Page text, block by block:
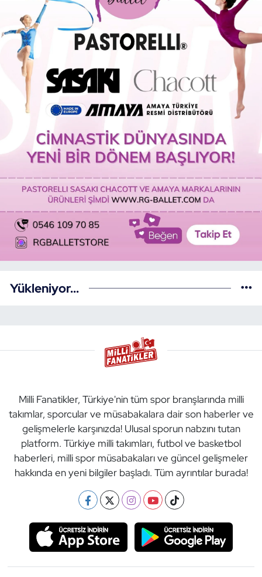
Yükleniyor...
Milli Fanatikler, Türkiye'nin tüm spor branşlarında milli
takımlar, sporcular ve müsabakalara dair son haberler ve
gelişmelerle karşınızda! Ulusal sporun nabzını tutan
platform. Türkiye milli takımları, futbol ve basketbol
haberleri, milli spor müsabakaları ve güncel gelişmeler
hakkında en yeni bilgiler başladı. Tüm ayrıntılar burada!